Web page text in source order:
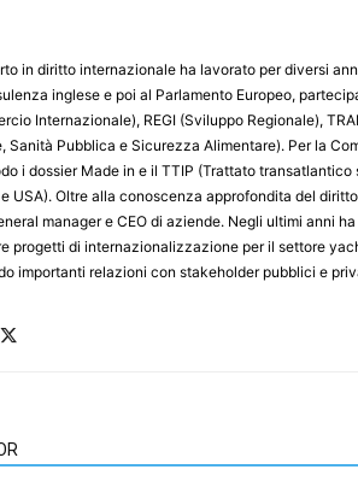
in diritto internazionale ha lavorato per diversi
inglese e poi al Parlamento Europeo,
Internazionale), REGI (Sviluppo Regionale),
Sanità Pubblica e Sicurezza Alimentare). Per la
i dossier Made in e il TTIP (Trattato transatlantico
USA). Oltre alla conoscenza approfondita del diritto
manager e CEO di aziende. Negli ultimi anni
progetti di internazionalizzazione per il settore
importanti relazioni con stakeholder pubblici e